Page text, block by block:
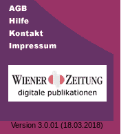
Version 3.0.01 (18.03.2018)